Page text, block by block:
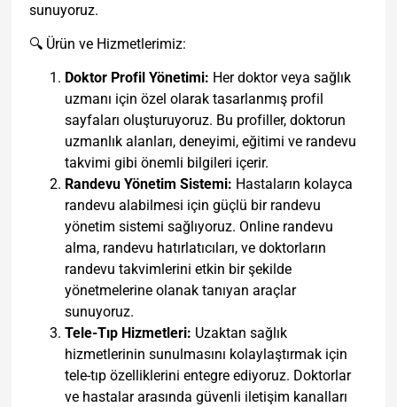
sunuyoruz.
🔍 Ürün ve Hizmetlerimiz:
Doktor Profil Yönetimi: Her doktor veya sağlık
uzmanı için özel olarak tasarlanmış profil
sayfaları oluşturuyoruz. Bu profiller, doktorun
uzmanlık alanları, deneyimi, eğitimi ve randevu
takvimi gibi önemli bilgileri içerir.
Randevu Yönetim Sistemi: Hastaların kolayca
randevu alabilmesi için güçlü bir randevu
yönetim sistemi sağlıyoruz. Online randevu
alma, randevu hatırlatıcıları, ve doktorların
randevu takvimlerini etkin bir şekilde
yönetmelerine olanak tanıyan araçlar
sunuyoruz.
Tele-Tıp Hizmetleri: Uzaktan sağlık
hizmetlerinin sunulmasını kolaylaştırmak için
tele-tıp özelliklerini entegre ediyoruz. Doktorlar
ve hastalar arasında güvenli iletişim kanalları